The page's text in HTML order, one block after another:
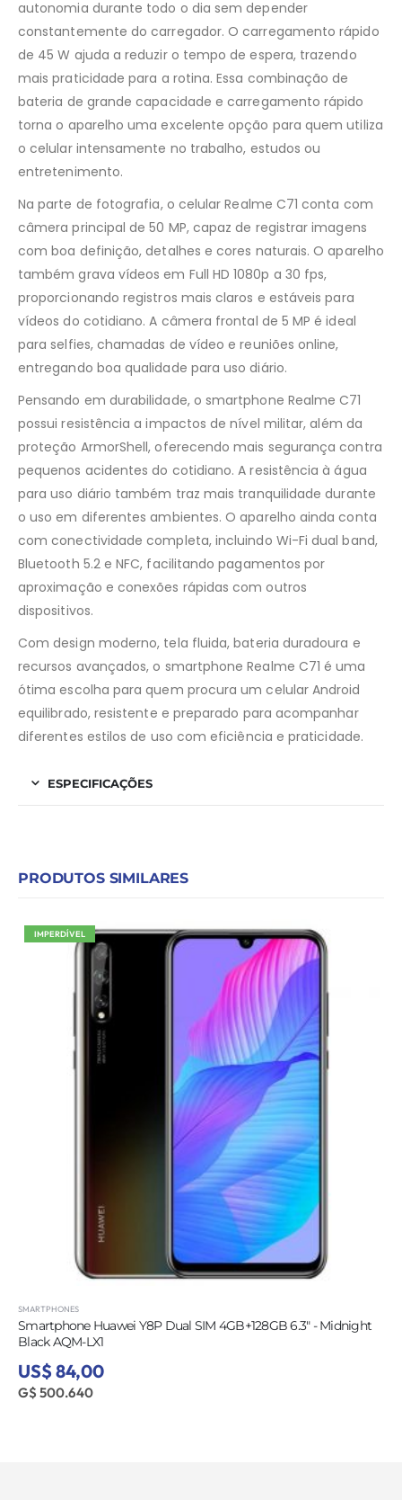
autonomia durante todo o dia sem depender
constantemente do carregador. O carregamento rápido
de 45 W ajuda a reduzir o tempo de espera, trazendo
mais praticidade para a rotina. Essa combinação de
bateria de grande capacidade e carregamento rápido
torna o aparelho uma excelente opção para quem utiliza
o celular intensamente no trabalho, estudos ou
entretenimento.
Na parte de fotografia, o celular Realme C71 conta com
câmera principal de 50 MP, capaz de registrar imagens
com boa definição, detalhes e cores naturais. O aparelho
também grava vídeos em Full HD 1080p a 30 fps,
proporcionando registros mais claros e estáveis para
vídeos do cotidiano. A câmera frontal de 5 MP é ideal
para selfies, chamadas de vídeo e reuniões online,
entregando boa qualidade para uso diário.
Pensando em durabilidade, o smartphone Realme C71
possui resistência a impactos de nível militar, além da
proteção ArmorShell, oferecendo mais segurança contra
pequenos acidentes do cotidiano. A resistência à água
para uso diário também traz mais tranquilidade durante
o uso em diferentes ambientes. O aparelho ainda conta
com conectividade completa, incluindo Wi-Fi dual band,
Bluetooth 5.2 e NFC, facilitando pagamentos por
aproximação e conexões rápidas com outros
dispositivos.
Com design moderno, tela fluida, bateria duradoura e
recursos avançados, o smartphone Realme C71 é uma
ótima escolha para quem procura um celular Android
equilibrado, resistente e preparado para acompanhar
diferentes estilos de uso com eficiência e praticidade.
ESPECIFICAÇÕES
PRODUTOS SIMILARES
IMPERDÍVEL
SMARTPHONES
Smartphone Huawei Y8P Dual SIM 4GB+128GB 6.3" - Midnight
Black AQM-LX1
US$ 84,00
G$ 500.640